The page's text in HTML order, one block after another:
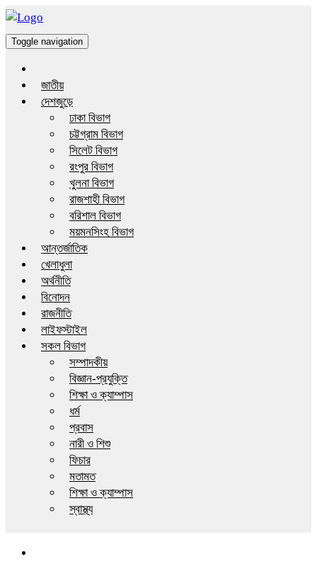
Toggle navigation
জাতীয়
দেশজুড়ে
ঢাকা বিভাগ
চট্টগ্রাম বিভাগ
সিলেট বিভাগ
রংপুর বিভাগ
খুলনা বিভাগ
রাজশাহী বিভাগ
বরিশাল বিভাগ
ময়মনসিংহ বিভাগ
আন্তর্জাতিক
খেলাধুলা
অর্থনীতি
বিনোদন
রাজনীতি
লাইফস্টাইল
সকল বিভাগ
সম্পাদকীয়
বিজ্ঞান-প্রযুক্তি
শিক্ষা ও ক্যাম্পাস
ধর্ম
প্রবাস
নারী ও শিশু
ফিচার
মতামত
শিক্ষা ও ক্যাম্পাস
স্বাস্থ্য